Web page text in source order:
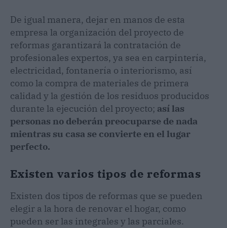
De igual manera, dejar en manos de esta
empresa la organización del proyecto de
reformas garantizará la contratación de
profesionales expertos, ya sea en carpintería,
electricidad, fontanería o interiorismo, así
como la compra de materiales de primera
calidad y la gestión de los residuos producidos
durante la ejecución del proyecto; así las
personas no deberán preocuparse de nada
mientras su casa se convierte en el lugar
perfecto.
Existen varios tipos de reformas
Existen dos tipos de reformas que se pueden
elegir a la hora de renovar el hogar, como
pueden ser las integrales y las parciales.